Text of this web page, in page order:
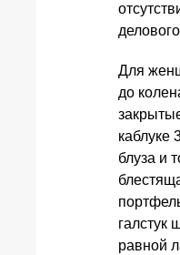
Для
до
каблуке
блуза и
галстук
равной